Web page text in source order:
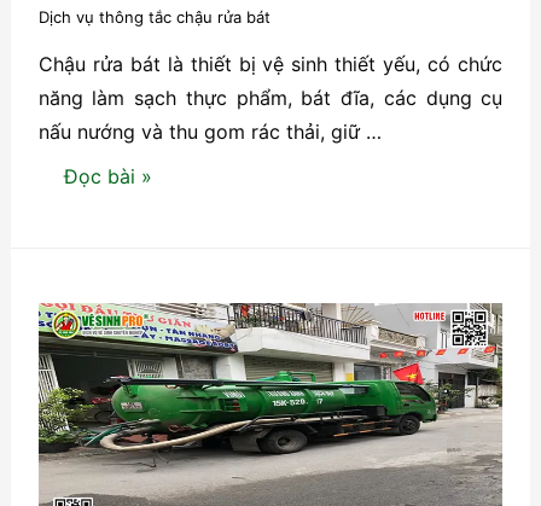
hút
bể
phốt
tại
tốc!
Dịch vụ thông tắc chậu rửa bát
Chậu rửa bát là thiết bị vệ sinh thiết yếu, có chức
năng làm sạch thực phẩm, bát đĩa, các dụng cụ
nấu nướng và thu gom rác thải, giữ …
Thông
bát
Nhanh-
Sạch-
Bền
Đọc bài »